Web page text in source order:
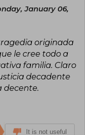
his innocence. The
January 06,
originada
le cree todo a
familia. Claro
decadente
decente.
It is not useful